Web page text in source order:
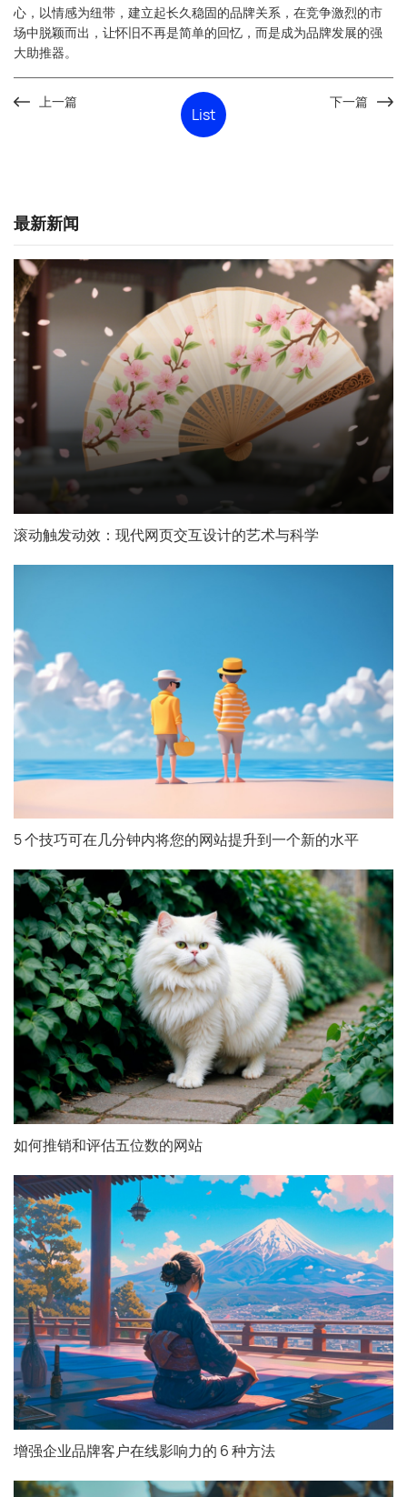
心，以情感为纽带，建立起长久稳固的品牌关系，在竞争激烈的市
场中脱颖而出，让怀旧不再是简单的回忆，而是成为品牌发展的强
大助推器。
上一篇
List
下一篇
最新新闻
滚动触发动效：现代网页交互设计的艺术与科学
5 个技巧可在几分钟内将您的网站提升到一个新的水平
如何推销和评估五位数的网站
增强企业品牌客户在线影响力的 6 种方法
咨询直达 熊总监